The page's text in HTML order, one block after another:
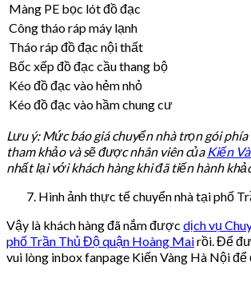
Màng PE bọc lót đồ đạc
Công tháo ráp máy lạnh
Tháo ráp đồ đạc nội thất
Bốc xếp đồ đạc cầu thang bộ
Kéo đồ đạc vào hẻm nhỏ
Kéo đồ đạc vào hầm chung cư
Lưu ý: Mức báo giá chuyển nhà trọn gói
tham khảo và sẽ được nhân viên của Kiến
nhất lại với khách hàng khi đã tiến hành
Hình ảnh thực tế chuyển nhà tại phố
Vậy là khách hàng đã nắm được dịch vụ
phố Trần Thủ Độ quận Hoàng Mairồi. Để
vui lòng inbox fanpage Kiến Vàng Hà Nội